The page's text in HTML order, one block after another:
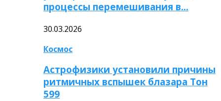
процессы перемешивания в…
30.03.2026
Космос
Астрофизики установили причины
ритмичных вспышек блазара Тон
599